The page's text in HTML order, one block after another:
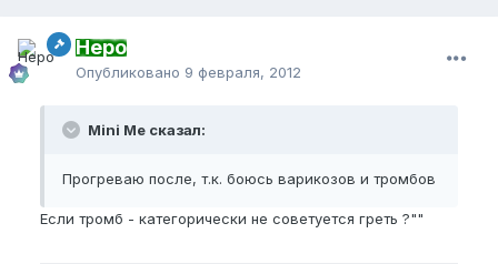
Неро
Опубликовано 9 февраля, 2012
Mini Me сказал:
Прогреваю после, т.к. боюсь варикозов и тромбов
Если тромб - категорически не советуется греть ?""